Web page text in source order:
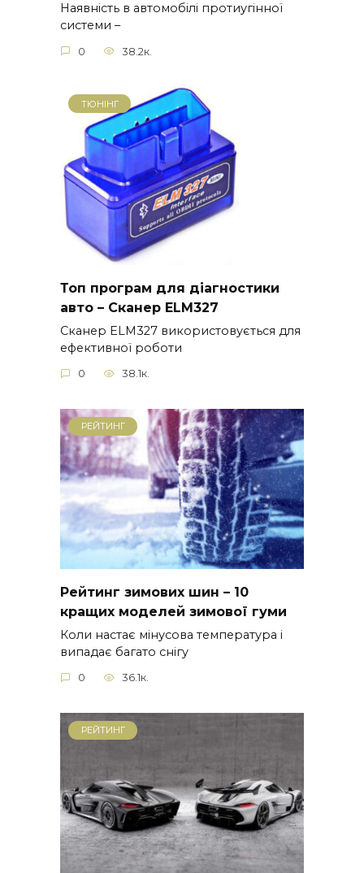
Наявність в автомобілі протиугінної
системи –
0 38.2к.
ТЮНІНГ
Топ програм для діагностики
авто – Сканер ELM327
Сканер ELM327 використовується для
ефективної роботи
0 38.1к.
РЕЙТИНГ
Рейтинг зимових шин – 10
кращих моделей зимової гуми
Коли настає мінусова температура і
випадає багато снігу
0 36.1к.
РЕЙТИНГ